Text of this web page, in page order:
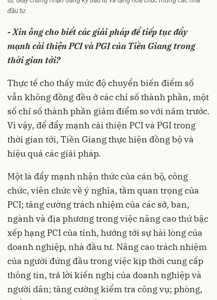
đầu tư.
- Xin ông cho biết các giải pháp để tiếp tục đẩy
mạnh cải thiện PCI và PGI của Tiền Giang trong
thời gian tới?
Thực tế cho thấy mức độ chuyển biến điểm số
vẫn không đồng đều ở các chỉ số thành phần, một
số chỉ số thành phần giảm điểm so với năm trước.
Vì vậy, để đẩy mạnh cải thiện PCI và PGI trong
thời gian tới, Tiền Giang thực hiện đồng bộ và
hiệu quả các giải pháp.
Một là đẩy mạnh nhận thức của cán bộ, công
chức, viên chức về ý nghĩa, tầm quan trọng của
PCI; tăng cường trách nhiệm của các sở, ban,
ngành và địa phương trong việc nâng cao thứ bậc
xếp hạng PCI của tỉnh, hướng tới sự hài lòng của
doanh nghiệp, nhà đầu tư. Nâng cao trách nhiệm
của người đứng đầu trong việc kịp thời cung cấp
thông tin, trả lời kiến nghị của doanh nghiệp và
người dân; tăng cường kiểm tra công vụ; phòng,